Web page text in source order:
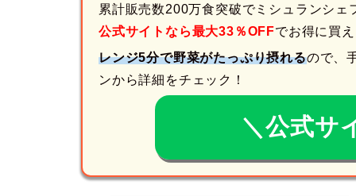
累計販売数200万食突破でミシュランシ
公式サイトなら最大33％OFFでお得に買
レンジ5分で野菜がたっぷり摂れるので、
ンから詳細をチェック！
＼公式サ